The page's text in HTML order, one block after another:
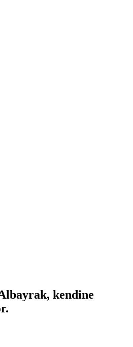
kendine